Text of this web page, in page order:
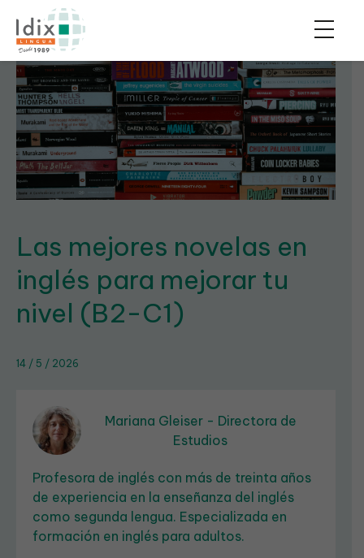
Las mejores novelas en
inglés para mejorar tu
nivel (B2-C1)
14 / 5 / 2026
Mariana Gleiser - Directora de
Estudios
Profesora de inglés con más de treinta años
de experiencia en la enseñanza del inglés
como segunda lengua. Especializada en
formación en inglés para adultos.